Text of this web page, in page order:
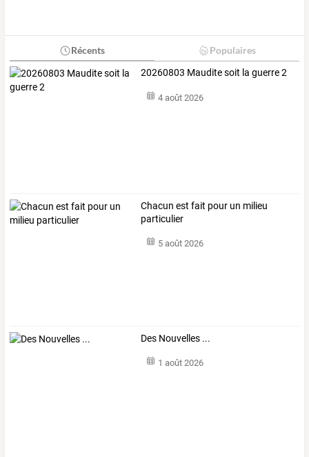
Récents Populaires
20260803 Maudite soit la guerre 2
4 août 2026
Chacun est fait pour un milieu
particulier
5 août 2026
Des Nouvelles ...
1 août 2026